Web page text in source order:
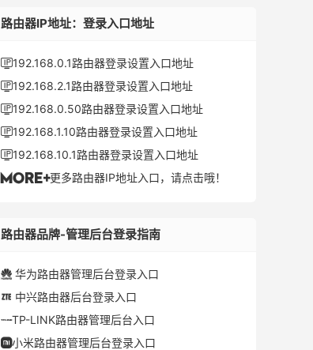
路由器IP地址：登录入口地址
192.168.0.1路由器登录设置入口地址
192.168.2.1路由器登录设置入口地址
192.168.0.50路由器登录设置入口地址
192.168.1.10路由器登录设置入口地址
192.168.10.1路由器登录设置入口地址
更多路由器IP地址入口，请点击哦！
路由器品牌-管理后台登录指南
 华为路由器管理后台登录入口
 中兴路由器后台登录入口
TP-LINK路由器管理后台入口
小米路由器管理后台登录入口